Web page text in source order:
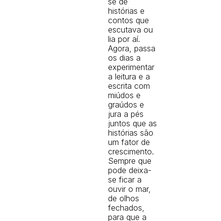
histórias e
contos que
escutava ou
lia por aí.
Agora, passa
os dias a
experimentar
a leitura e a
escrita com
miúdos e
graúdos e
jura a pés
juntos que as
histórias são
um fator de
crescimento.
Sempre que
pode deixa-
se ficar a
ouvir o mar,
de olhos
fechados,
para que a